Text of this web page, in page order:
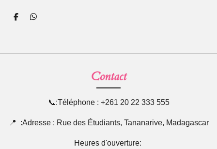
P
P
Contact
📞:Téléphone : +261 20 22 333 555
📍 :Adresse : Rue des Étudiants, Tananarive, Madagascar
Heures d'ouverture: